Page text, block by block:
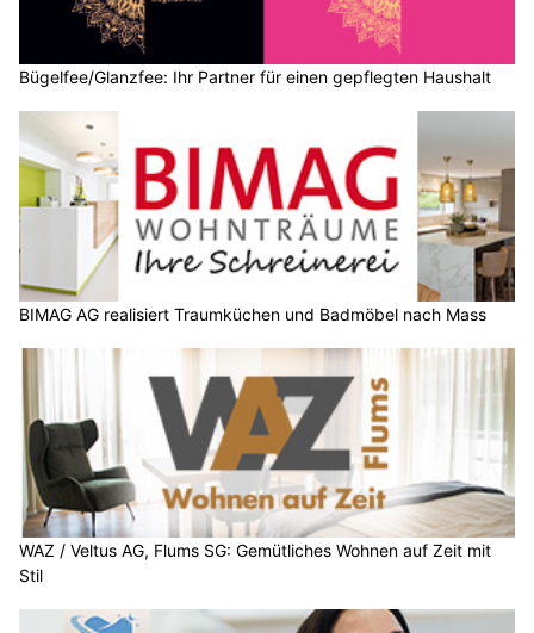
Bügelfee/Glanzfee: Ihr Partner für einen gepflegten Haushalt
BIMAG AG realisiert Traumküchen und Badmöbel nach Mass
WAZ / Veltus AG, Flums SG: Gemütliches Wohnen auf Zeit mit
Stil